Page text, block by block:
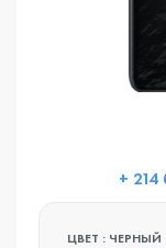
+
ЦВЕТ : ЧЕРНЫЙ